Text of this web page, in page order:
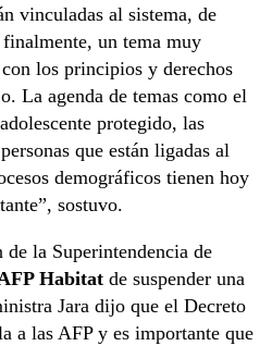
vinculadas al sistema, de
un tema muy
los principios y derechos
La agenda de temas como el
protegido, las
que están ligadas al
demográficos tienen hoy
sostuvo.
la Superintendencia de
Habitat de suspender una
Jara dijo que el Decreto
a las AFP y es importante que